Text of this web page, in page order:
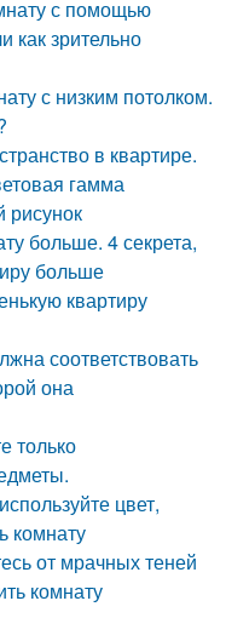
с помощью
как зрительно
с низким потолком.
в квартире.
гамма
рисунок
больше. 4 секрета,
больше
квартиру
соответствовать
она
только
цвет,
комнату
от мрачных теней
комнату